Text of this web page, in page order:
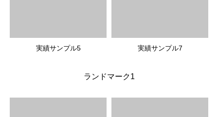
実績サンプル5 実績サンプル7
ランドマーク1